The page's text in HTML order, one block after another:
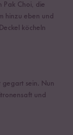
Pak Choi, die
hinzu eben und
köcheln
gegart sein. Nun
und